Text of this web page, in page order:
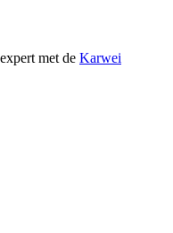
met de Karwei